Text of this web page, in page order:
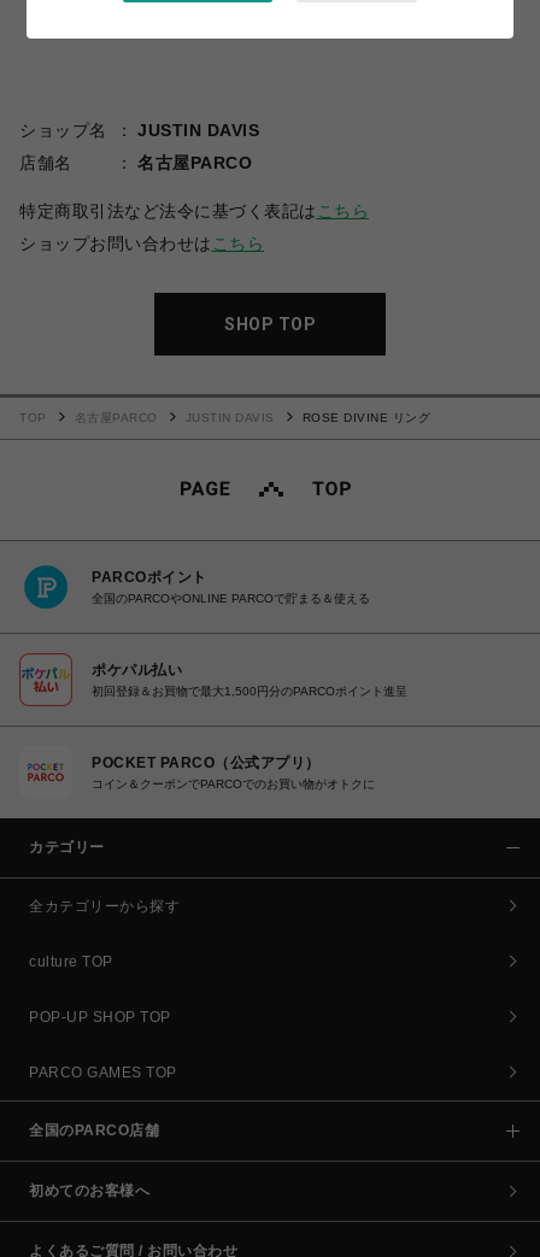
ショップ名
JUSTIN DAVIS
店舗名
名古屋PARCO
特定商取引法など法令に基づく表記は こちら
ショップお問い合わせは こちら
SHOP TOP
TOP 名古屋PARCO JUSTIN DAVIS ROSE DIVINE リング
PARCOポイント
全国のPARCOやONLINE PARCOで貯まる＆使える
ポケパル払い
初回登録＆お買物で最大1,500円分のPARCOポイント進呈
POCKET PARCO（公式アプリ）
コイン＆クーポンでPARCOでのお買い物がオトクに
カテゴリー
全カテゴリーから探す
culture TOP
POP-UP SHOP TOP
PARCO GAMES TOP
全国のPARCO店舗
初めてのお客様へ
よくあるご質問 / お問い合わせ